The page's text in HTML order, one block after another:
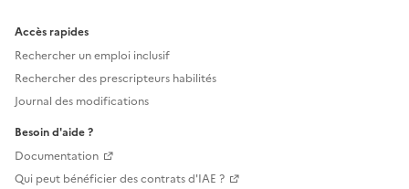
Accès rapides
Rechercher un emploi inclusif
Rechercher des prescripteurs habilités
Journal des modifications
Besoin d'aide ?
Documentation
Qui peut bénéficier des contrats d'IAE ?